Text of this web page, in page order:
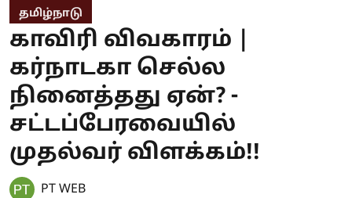
தமிழ்நாடு
காவிரி விவகாரம் |
கர்நாடகா செல்ல
நினைத்தது ஏன்? -
சட்டப்பேரவையில்
முதல்வர் விளக்கம்!!
PT WEB